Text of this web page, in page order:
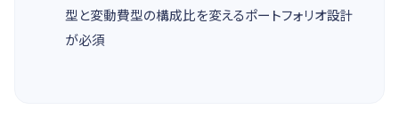
型と変動費型の構成比を変えるポートフォリオ設計
が必須